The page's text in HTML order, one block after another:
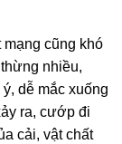
cũng khó
nhiều,
dễ mắc xuống
ra, cướp đi
cải, vật chất